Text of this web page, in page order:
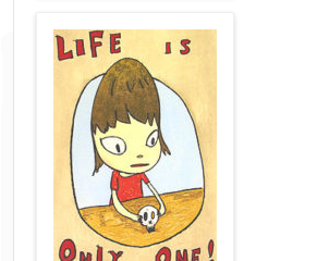
お客様情報をご入力ください。
お名前 【必須】